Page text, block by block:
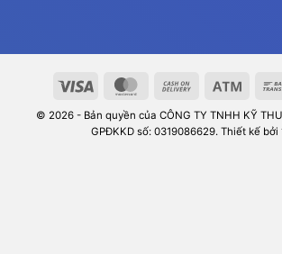
© 2026 - Bản quyền của CÔNG TY TNHH KỸ
GPĐKKD số: 0319086629. Thiết kế bởi